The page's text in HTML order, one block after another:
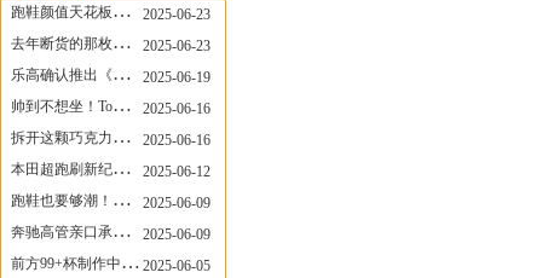
跑鞋颜值天花板？日常也能帅一脸
2025-06-23
去年断货的那枚表， CASIO指环表又要发售了
2025-06-23
乐高确认推出《哥斯拉》积木，这设计也太酷了！
2025-06-19
帅到不想坐！Tom Sachs x Helinox 这把露营椅太炸了
2025-06-16
拆开这颗巧克力，居然是皮卡丘？
2025-06-16
本田超跑刷新纪录了！700万元成交价
2025-06-12
跑鞋也要够潮！昂跑 x Slam Jam 联名即将发售
2025-06-09
奔驰高管亲口承认：电动G级，完全失败了！
2025-06-09
前方99+杯制作中！「爷爷不泡茶」苹果狗、桃桃喵，今夏顶流潮饮！
2025-06-05